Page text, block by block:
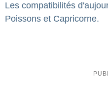
Les compatibilités
Poissons et Capricorne.